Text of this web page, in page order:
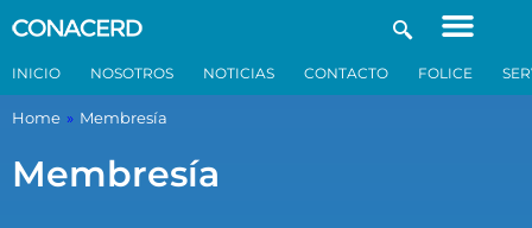
INICIO NOSOTROS NOTICIAS CONTACTO FOLICE
Home » Membresía
Membresía